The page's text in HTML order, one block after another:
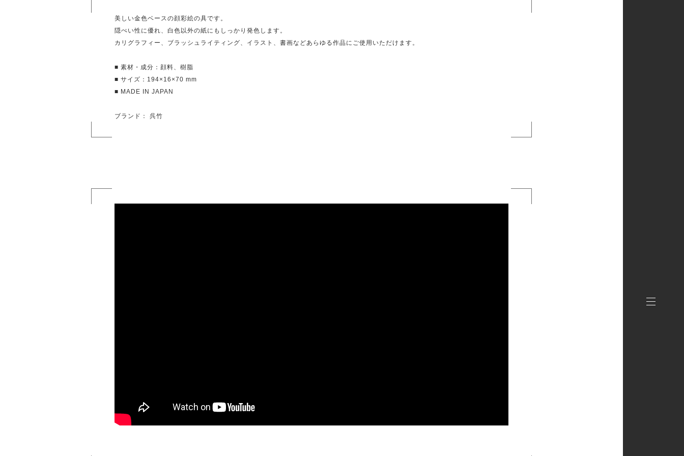
美しい金色ベースの顔彩絵の具です。
隠ぺい性に優れ、白色以外の紙にもしっかり発色します。
カリグラフィー、ブラッシュライティング、イラスト、書画などあらゆる作品にご使用いただけます。
■ 素材・成分：顔料、樹脂
■ サイズ：194×16×70 mm
■ MADE IN JAPAN
ブランド： 呉竹